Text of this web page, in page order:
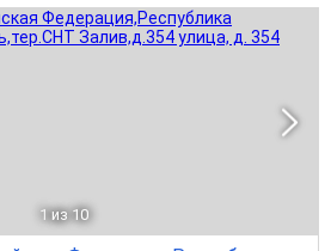
1 из 10